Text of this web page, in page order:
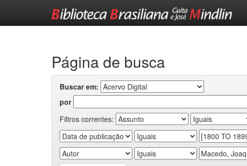
Página de busca
Buscar em:
por
Filtros correntes: